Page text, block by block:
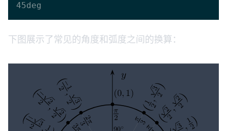
下图展示了常见的角度和弧度之间的换算：